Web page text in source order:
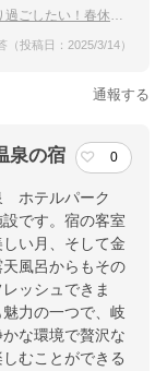
休みにおすすめの宿は？
（投稿日：2025/3/14）
通報する
泉の宿 0
ホテルパーク
です。宿の客室
い月、そして金
風呂からもその
ッシュできま
力の一つで、岐
な環境で贅沢な
むことができる